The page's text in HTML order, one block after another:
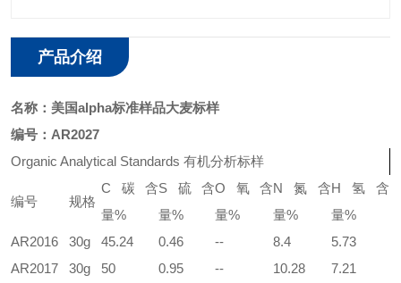
产品介绍
名称： 美国alpha标准样品大麦标样
编号： AR2027
Organic Analytical Standards 有机分析标样
编号 规格
C 碳含
量%
S 硫含
量%
O 氧含
量%
N 氮含
量%
H 氢含
量%
AR2016
30g 45.24 0.46 -- 8.4
5.73
AR2017
30g 50 0.95 -- 10.28 7.21